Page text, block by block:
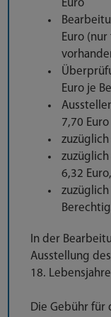
Euro
Euro
Euro je
7,70 Euro
6,32
In der
Ausstellung
18.
Die Gebühr